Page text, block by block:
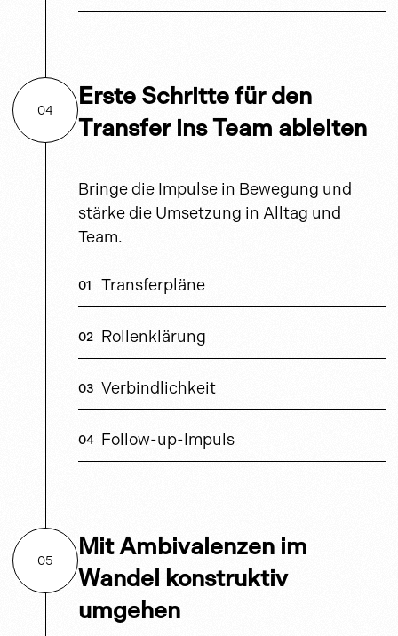
04
Erste Schritte für den
Transfer ins Team ableiten
Bringe die Impulse in Bewegung und
stärke die Umsetzung in Alltag und
Team.
Transferpläne
Rollenklärung
Verbindlichkeit
Follow-up-Impuls
05
Mit Ambivalenzen im
Wandel konstruktiv
umgehen